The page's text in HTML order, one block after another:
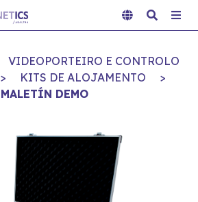
VIDEOPORTEIRO E CONTROLO
> KITS DE ALOJAMENTO
>
MALETÍN DEMO